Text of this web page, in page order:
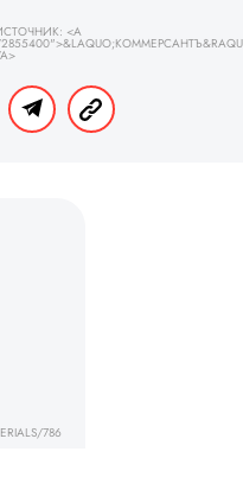
<A
786